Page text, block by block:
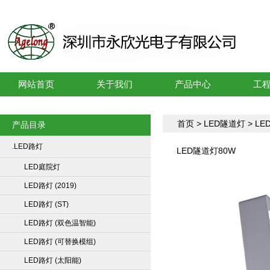
网站首页 关于我们 产品中心 工
产品目录
.LED路灯
LED庭院灯
LED路灯 (2019)
LED路灯 (ST)
LED路灯 (双色温智能)
LED路灯 (可替换模组)
LED路灯 (太阳能)
首页 > LED隧道灯 >
LED隧道灯80W